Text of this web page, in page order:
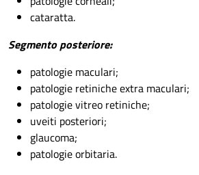
cataratta.
Segmento posteriore:
patologie maculari;
patologie retiniche extra maculari;
patologie vitreo retiniche;
uveiti posteriori;
glaucoma;
patologie orbitaria.